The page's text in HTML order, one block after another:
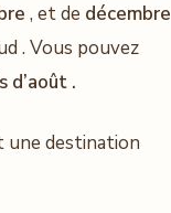
, et de décembre
. Vous pouvez
d’août .
une destination